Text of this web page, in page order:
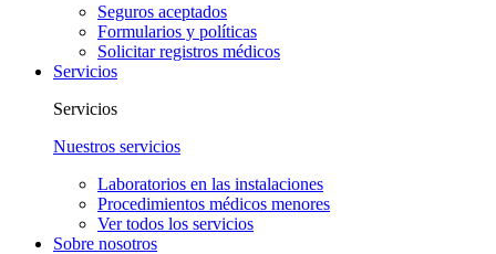
Seguros aceptados
Formularios y políticas
Solicitar registros médicos
Servicios
Servicios
Nuestros servicios
Laboratorios en las instalaciones
Procedimientos médicos menores
Ver todos los servicios
Sobre nosotros